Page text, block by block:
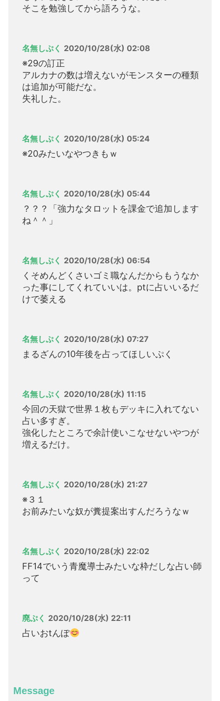
そこを勉強してから語ろうな。
名無しぷく 2020/10/28(水) 02:08
※29の訂正
アルカナの数は増えないがモンスターの種類
は追加が可能だな。
失礼した。
名無しぷく 2020/10/28(水) 05:24
※20みたいなやつきもｗ
名無しぷく 2020/10/28(水) 05:44
？？？「強力なタロットを課金で追加します
ね＾＾」
名無しぷく 2020/10/28(水) 06:54
くそめんどくさいゴミ職なんだからもうなか
った事にしてくれていいは。ptに占いいるだ
けで萎える
名無しぷく 2020/10/28(水) 07:27
まるざんの10年後を占ってほしいぷく
名無しぷく 2020/10/28(水) 11:15
今回の天獄で世界１枚もデッキに入れてない
占い多すぎ。
強化したところで余計使いこなせないやつが
増えるだけ。
名無しぷく 2020/10/28(水) 21:27
※３１
お前みたいな奴が糞提案出すんだろうなｗ
名無しぷく 2020/10/28(水) 22:02
FF14でいう青魔導士みたいな枠だしな占い師
って
廃ぷく 2020/10/28(水) 22:11
占いおtんぽ
Message